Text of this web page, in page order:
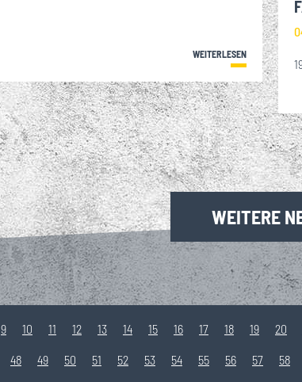
WEITERLESEN
WEITERE
9 10 11 12 13 14 15 16 17 18 19 20
48 49 50 51 52 53 54 55 56 57 58